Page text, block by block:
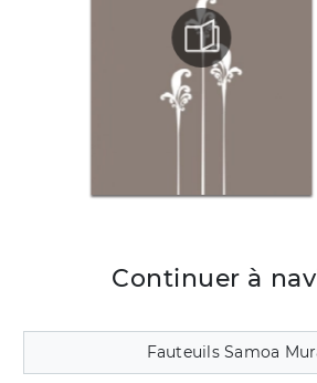
Continuer à
Fauteuils Samoa